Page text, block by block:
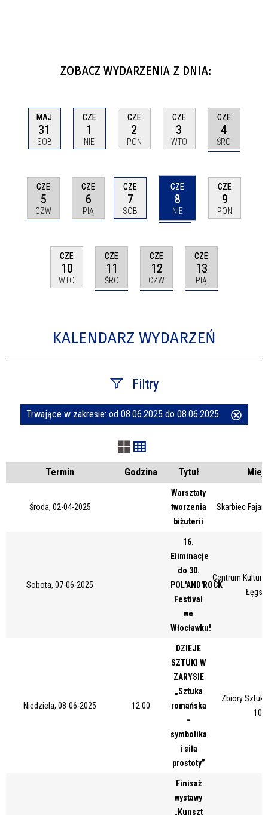
ZOBACZ WYDARZENIA Z DNIA:
MAJ
31
SOB
CZE
1
NIE
CZE
2
PON
CZE
3
WTO
CZE
4
ŚRO
CZE
5
CZW
CZE
6
PIĄ
CZE
7
SOB
CZE
8
NIE
CZE
9
PON
CZE
10
WTO
CZE
11
ŚRO
CZE
12
CZW
CZE
13
PIĄ
KALENDARZ WYDARZEŃ
Filtry
Szukana fraza
Kategoria
Trwające w zakresie
Trwające w zakresie: od 08.06.2025 do 08.06.2025
Termin Godzina Tytuł
Środa, 02-04-2025
Warsztaty
tworzenia
biżuterii
Skarbiec
Sobota, 07-06-2025
16.
Eliminacje
do 30.
POL'AND'ROCK
Festival
we
Włocławku!
Centrum Kultury
Niedziela, 08-06-2025 12:00
DZIEJE
SZTUKI W
ZARYSIE
„Sztuka
romańska
–
symbolika
i siła
prostoty”
Zbiory
10/
Finisaż
wystawy
„Kunszt